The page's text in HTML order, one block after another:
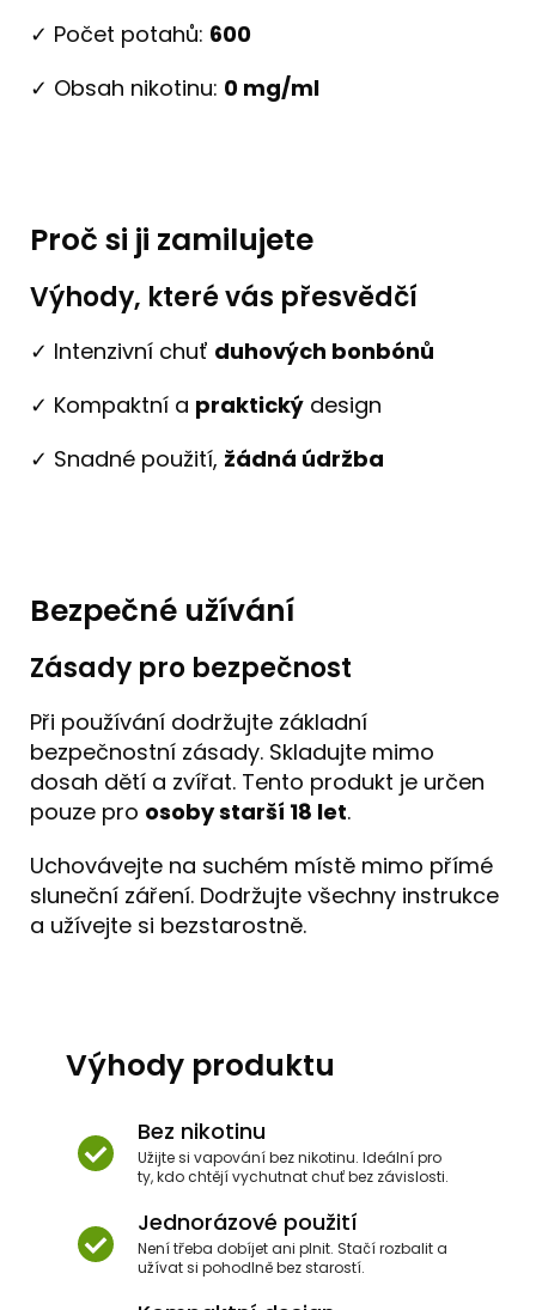
✓ Počet potahů: 600
✓ Obsah nikotinu: 0 mg/ml
Proč si ji zamilujete
Výhody, které vás přesvědčí
✓ Intenzivní chuť duhových bonbónů
✓ Kompaktní a praktický design
✓ Snadné použití, žádná údržba
Bezpečné užívání
Zásady pro bezpečnost
Při používání dodržujte základní
bezpečnostní zásady. Skladujte mimo
dosah dětí a zvířat. Tento produkt je určen
pouze pro osoby starší 18 let.
Uchovávejte na suchém místě mimo přímé
sluneční záření. Dodržujte všechny instrukce
a užívejte si bezstarostně.
Výhody produktu
Bez nikotinu
Užijte si vapování bez nikotinu. Ideální pro
ty, kdo chtějí vychutnat chuť bez závislosti.
Jednorázové použití
Není třeba dobíjet ani plnit. Stačí rozbalit a
užívat si pohodlně bez starostí.